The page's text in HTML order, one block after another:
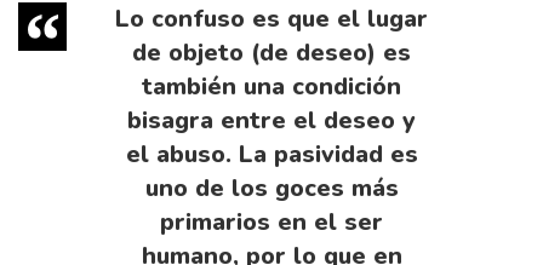
Lo confuso es que el lugar
de objeto (de deseo) es
también una condición
bisagra entre el deseo y
el abuso. La pasividad es
uno de los goces más
primarios en el ser
humano, por lo que en